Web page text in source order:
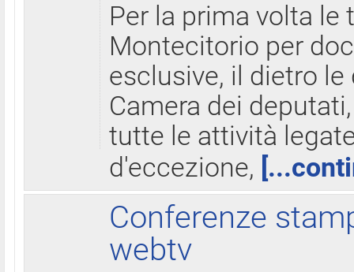
Per la prima volta le
Montecitorio per
esclusive, il dietro
Camera dei
tutte le attività
d'eccezione,
Conferenze
webtv